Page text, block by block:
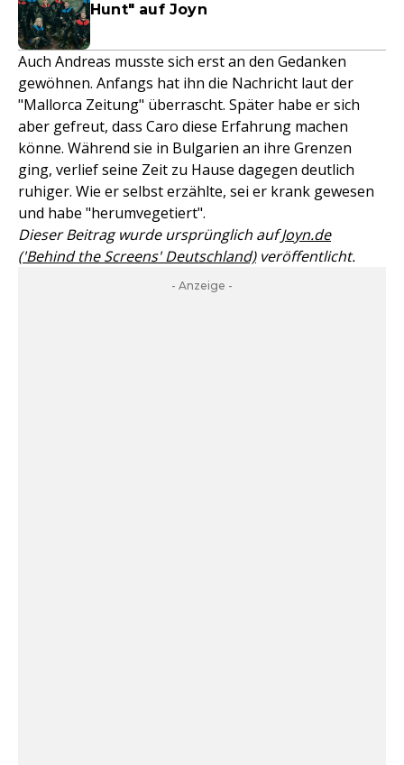
Hunt" auf Joyn
Auch Andreas musste sich erst an den Gedanken
gewöhnen. Anfangs hat ihn die Nachricht laut der
"Mallorca Zeitung" überrascht. Später habe er sich
aber gefreut, dass Caro diese Erfahrung machen
könne. Während sie in Bulgarien an ihre Grenzen
ging, verlief seine Zeit zu Hause dagegen deutlich
ruhiger. Wie er selbst erzählte, sei er krank gewesen
und habe "herumvegetiert".
Dieser Beitrag wurde ursprünglich aufJoyn.de
('Behind the Screens' Deutschland)veröffentlicht.
- Anzeige -